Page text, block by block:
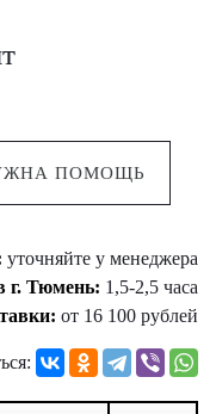
ПОМОЩЬ
уточняйте у менеджера
г. Тюмень: 1,5-2,5 часа
от 16 100 рублей